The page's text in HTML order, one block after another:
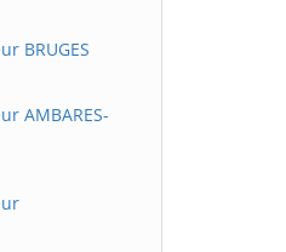
BRUGES
AMBARES-